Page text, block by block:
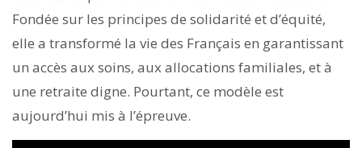
Fondée sur les principes de solidarité et d’équité,
elle a transformé la vie des Français en garantissant
un accès aux soins, aux allocations familiales, et à
une retraite digne. Pourtant, ce modèle est
aujourd’hui mis à l’épreuve.